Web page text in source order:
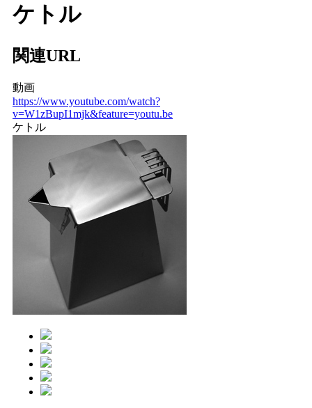
ケトル
関連URL
動画
https://www.youtube.com/watch?
v=W1zBupI1mjk&feature=youtu.be
ケトル